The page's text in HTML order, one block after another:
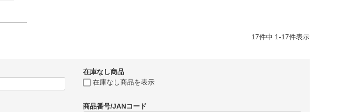
17件中 1-17件表示
在庫なし商品
在庫なし商品を表示
商品番号/JANコード